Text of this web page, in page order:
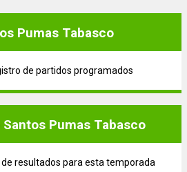
Pumas Tabasco
de partidos programados
Pumas Tabasco
resultados para esta temporada